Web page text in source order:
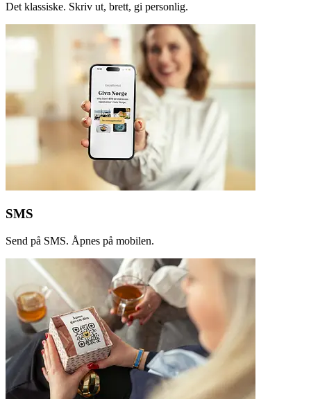
Det klassiske. Skriv ut, brett, gi personlig.
SMS
Send på SMS. Åpnes på mobilen.